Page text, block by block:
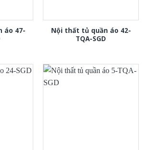
áo 47-
Nội thất tủ quần áo 42-
TQA-SGD